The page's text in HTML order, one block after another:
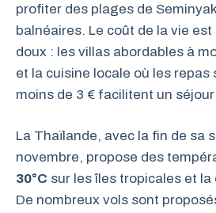
profiter des plages de
balnéaires. Le coût de la vie
doux : les villas abordables à
et la cuisine locale où les repas
moins de 3 € facilitent un
La Thaïlande, avec la fin de sa
novembre, propose des
30°C sur les îles tropicales et
De nombreux vols sont